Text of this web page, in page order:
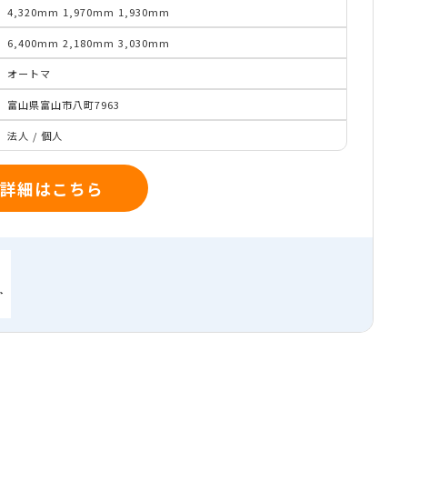
細はこちら
4,320mm 1,970mm 1,930mm
6,400mm2,180mm3,030mm
オートマ
富山県富山市八町7963
法人 / 個人